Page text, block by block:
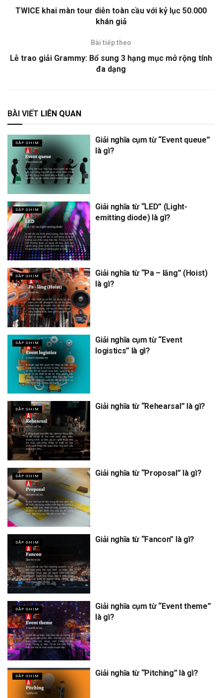
TWICE khai màn tour diễn toàn cầu với kỷ lục 50.000
khán giả
Bài tiếp theo
Lễ trao giải Grammy: Bổ sung 3 hạng mục mở rộng tính
đa dạng
BÀI VIẾT LIÊN QUAN
DẬP GHIM
Giải nghĩa cụm từ “Event queue”
là gì?
DẬP GHIM
Giải nghĩa từ “LED” (Light-
emitting diode) là gì?
DẬP GHIM
Giải nghĩa từ “Pa – lăng” (Hoist)
là gì?
DẬP GHIM
Giải nghĩa cụm từ “Event
logistics” là gì?
DẬP GHIM Giải nghĩa từ “Rehearsal” là gì?
DẬP GHIM Giải nghĩa từ “Proposal” là gì?
DẬP GHIM Giải nghĩa từ “Fancon” là gì?
DẬP GHIM
Giải nghĩa cụm từ “Event theme”
là gì?
DẬP GHIM Giải nghĩa từ “Pitching” là gì?